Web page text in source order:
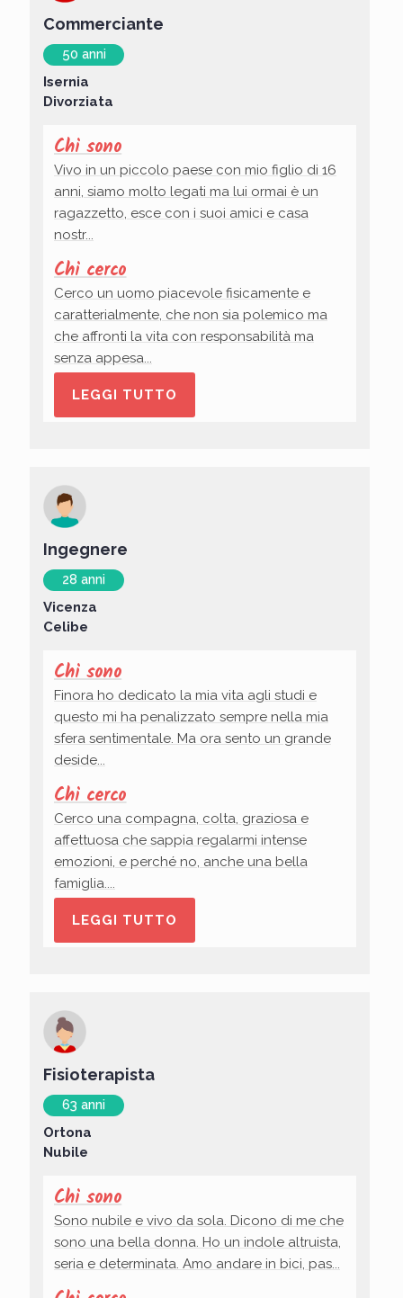
Commerciante
50 anni
Isernia
Divorziata
Chi sono
Vivo in un piccolo paese con mio figlio di 16
anni, siamo molto legati ma lui ormai è un
ragazzetto, esce con i suoi amici e casa
nostr...
Chi cerco
Cerco un uomo piacevole fisicamente e
caratterialmente, che non sia polemico ma
che affronti la vita con responsabilità ma
senza appesa...
LEGGI TUTTO
Ingegnere
28 anni
Vicenza
Celibe
Chi sono
Finora ho dedicato la mia vita agli studi e
questo mi ha penalizzato sempre nella mia
sfera sentimentale. Ma ora sento un grande
deside...
Chi cerco
Cerco una compagna, colta, graziosa e
affettuosa che sappia regalarmi intense
emozioni, e perché no, anche una bella
famiglia....
LEGGI TUTTO
Fisioterapista
63 anni
Ortona
Nubile
Chi sono
Sono nubile e vivo da sola. Dicono di me che
sono una bella donna. Ho un indole altruista,
seria e determinata. Amo andare in bici, pas...